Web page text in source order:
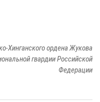
Хинганского ордена Жукова
гвардии Российской
Федерации